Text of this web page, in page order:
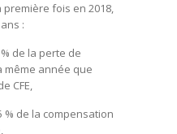
première fois en 2018,
:
de la perte de
même année que
CFE,
% de la compensation